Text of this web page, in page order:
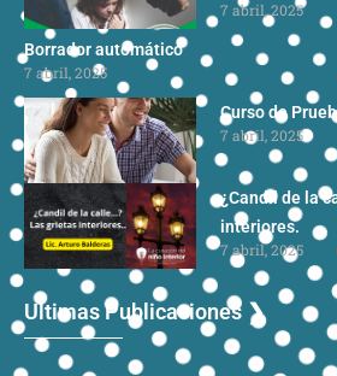
7 abril, 2025
Borrador automático
7 abril, 2025
Curso de
7 abril, 2025
¿Candil de la
interiores.
7 abril, 2025
Ultimas Publicaciones ❯